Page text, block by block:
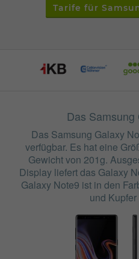
Tarife für
Das
Das Samsung Galaxy
verfügbar. Es hat eine
Gewicht von 201g.
Display liefert das Galaxy
Galaxy Note9 ist in den
und